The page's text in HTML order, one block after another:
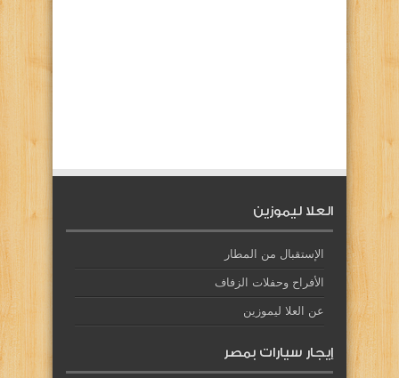
العلا ليموزين
الإستقبال من المطار
الأفراح وحفلات الزفاف
عن العلا ليموزين
إيجار سيارات بمصر